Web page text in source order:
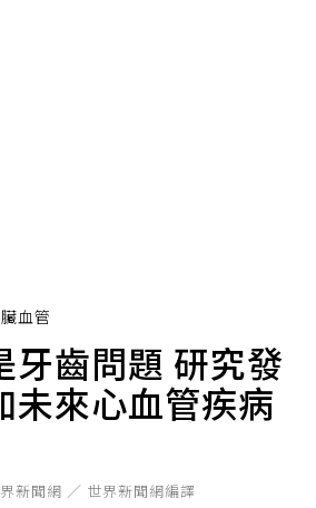
血管
牙齒問題 研究發
未來心血管疾病
新聞網 ／ 世界新聞網編譯